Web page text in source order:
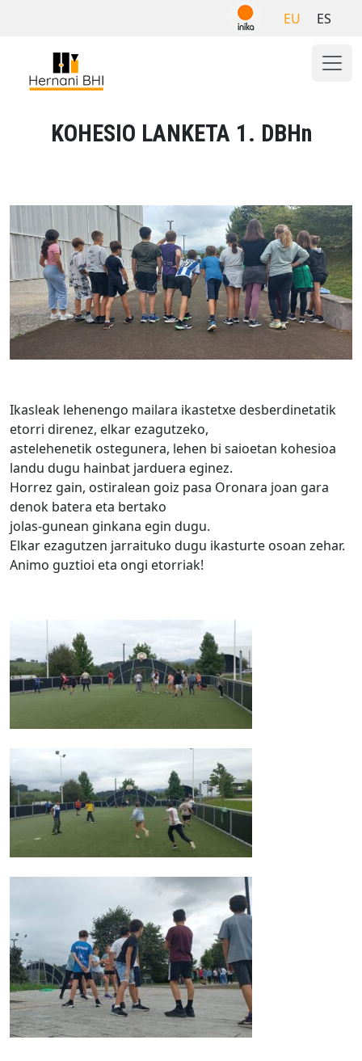
EU ES
KOHESIO LANKETA 1. DBHn
Ikasleak lehenengo mailara ikastetxe desberdinetatik
etorri direnez, elkar ezagutzeko,
astelehenetik ostegunera, lehen bi saioetan kohesioa
landu dugu hainbat jarduera eginez.
Horrez gain, ostiralean goiz pasa Oronara joan gara
denok batera eta bertako
jolas-gunean ginkana egin dugu.
Elkar ezagutzen jarraituko dugu ikasturte osoan zehar.
Animo guztioi eta ongi etorriak!